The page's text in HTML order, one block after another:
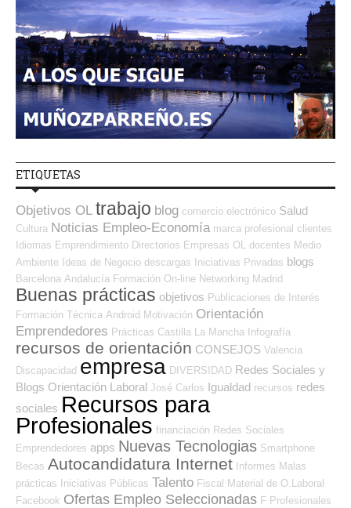
ETIQUETAS
Objetivos OL trabajo blog comercio electrónico Salud
Cultura Noticias Empleo-Economía marca profesional clientes
Idiomas Emprendimiento Directorios Empresas OL docentes Medio
Ambiente Ideas de Negocio descargas Iniciativas Privadas blogs
Barcelona Andalucía Formación On-line Networking Madrid
Buenas prácticas objetivos Publicaciones de Interés
Formación Técnica Android Motivación Orientación
Emprendedores Prácticas Castilla La Mancha Infografía
recursos de orientación CONSEJOS Valencia
Discapacidad empresa DIVERSIDAD Redes Sociales y
Blogs Orientación Laboral José Carlos Igualdad recursos redes
sociales Recursos para
Profesionales financiación Redes Sociales
Emprendedores apps Nuevas Tecnologias Smartphone
Becas Autocandidatura Internet Informes Malas
prácticas
Iniciativas Públicas Talento Fiscal
Material de O.Laboral
Facebook Ofertas Empleo Seleccionadas F Profesionales